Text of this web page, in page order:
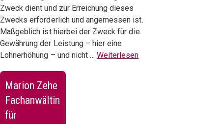
Zweck dient und zur Erreichung dieses
Zwecks erforderlich und angemessen ist.
Maßgeblich ist hierbei der Zweck für die
Gewährung der Leistung – hier eine
Lohnerhöhung – und nicht …Weiterlesen
Marion Zehe
Fachanwältin
für